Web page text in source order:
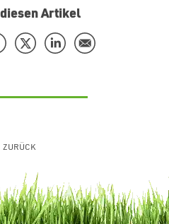
Artikel
ZURÜCK